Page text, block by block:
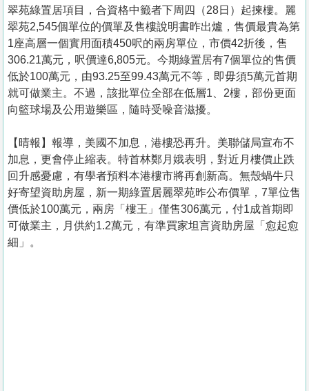
翠苑綠置居項目，合資格中籤者下周四（28日）起揀樓。麗
翠苑2,545個單位的價單及售樓說明書昨出爐，售價最貴為第
1座高層一個實用面積450呎的兩房單位，市價42折後，售
306.21萬元，呎價達6,805元。今期綠置居有7個單位的售價
低於100萬元，由93.25至99.43萬元不等，即毋須5萬元首期
就可做業主。不過，該批單位全部在低層1、2樓，部份更面
向籃球場及公用遊樂區，隨時受噪音滋擾。
【晴報】報導，美國不加息，港樓恐再升。美聯儲局宣布不
加息，更會停止縮表。特首林鄭月娥表明，對近月樓價止跌
回升感憂慮，有學者預料本港樓市將再創新高。無殼蝸牛只
好寄望資助房屋，新一期綠置居麗翠苑昨公布價單，7單位售
價低於100萬元，兩房「樓王」僅售306萬元，付1成首期即
可做業主，月供約1.2萬元，有準買家坦言資助房屋「愈起愈
細」。